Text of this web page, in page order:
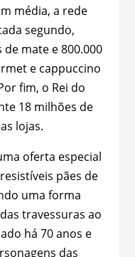
média, a rede
segundo,
mate e 800.000
e cappuccino
fim, o Rei do
18 milhões de
lojas.
oferta especial
pães de
uma forma
travessuras ao
há 70 anos e
das